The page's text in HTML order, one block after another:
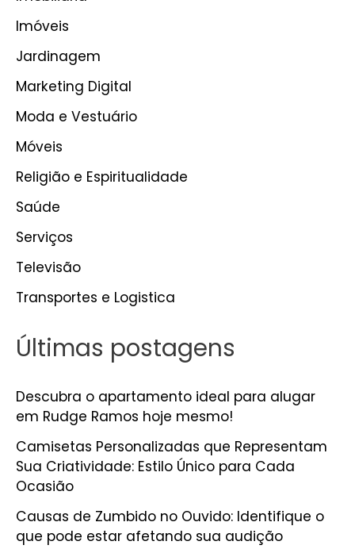
Imóveis
Jardinagem
Marketing Digital
Moda e Vestuário
Móveis
Religião e Espiritualidade
Saúde
Serviços
Televisão
Transportes e Logistica
Últimas postagens
Descubra o apartamento ideal para alugar
em Rudge Ramos hoje mesmo!
Camisetas Personalizadas que Representam
Sua Criatividade: Estilo Único para Cada
Ocasião
Causas de Zumbido no Ouvido: Identifique o
que pode estar afetando sua audição